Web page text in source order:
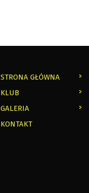
STRONA GŁÓWNA
KLUB
GALERIA
KONTAKT